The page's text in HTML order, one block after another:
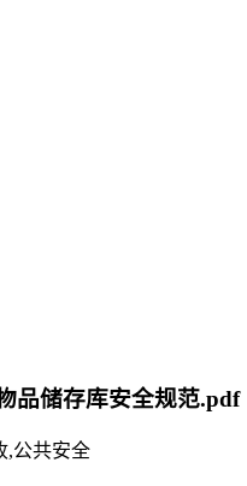
品储存库安全规范.pdf